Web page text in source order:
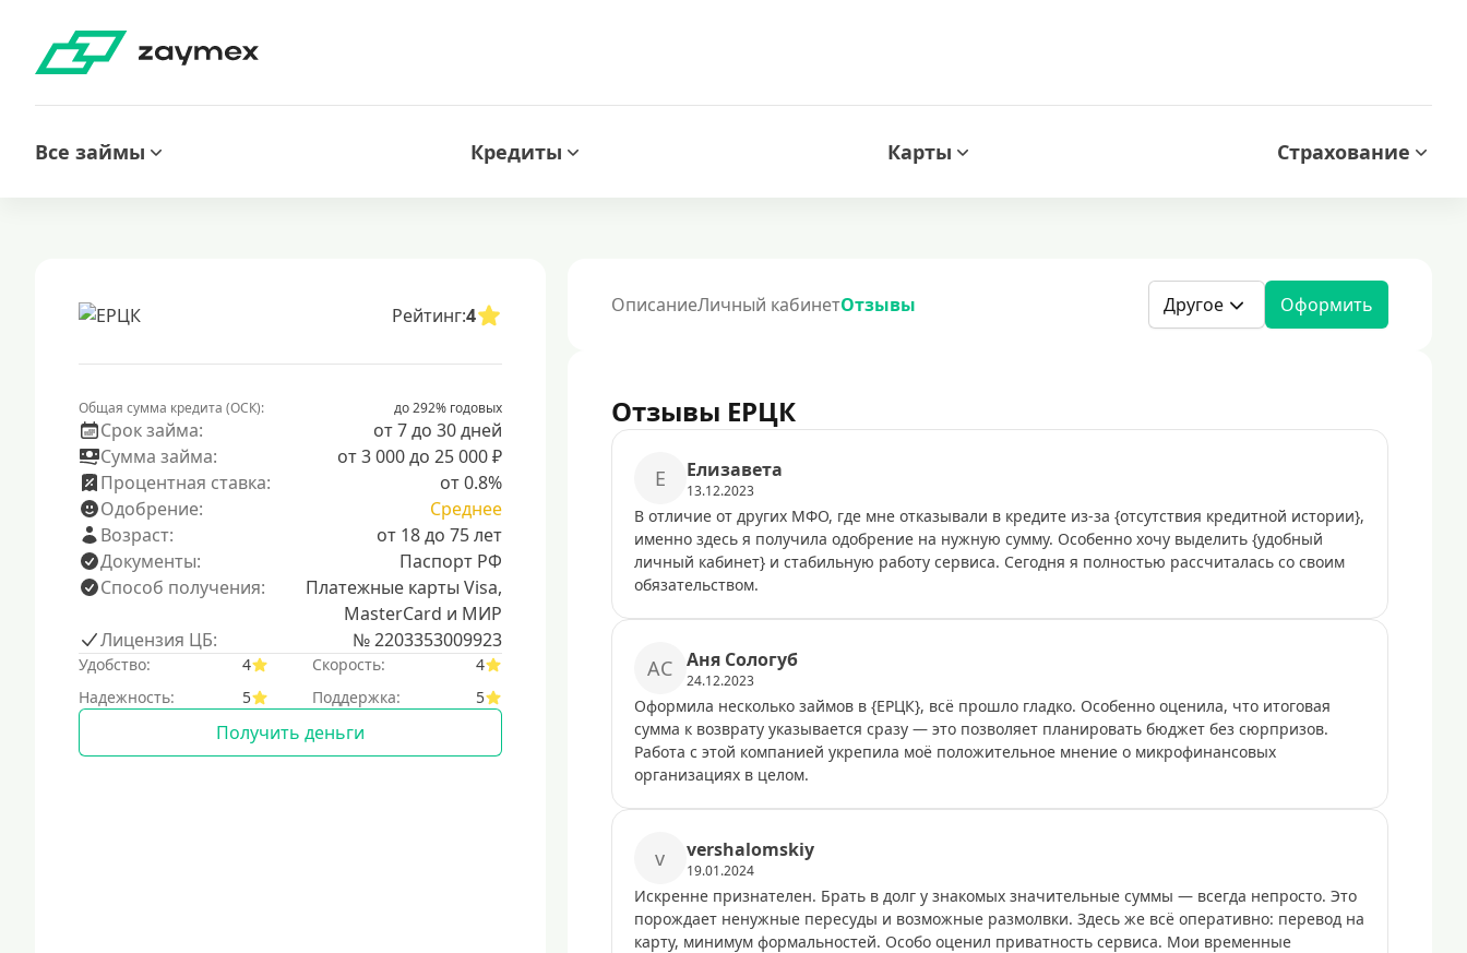
Все займы Кредиты Карты Страхование
Рейтинг:4
Общая сумма кредита (ОСК): до 292% годовых
Срок займа:
от 7 до 30 дней
Сумма займа:
от 3 000 до 25 000 ₽
Процентная ставка:
от 0.8%
Одобрение:
Среднее
Возраст:
от 18 до 75 лет
Документы:
Паспорт РФ
Способ получения:
Платежные карты Visa,
MasterCard и МИР
Лицензия ЦБ:
№ 2203353009923
Удобство: 4 Скорость:
4
Надежность:
5 Поддержка: 5
Получить деньги
ОписаниеЛичный кабинетОтзывы Другое Оформить
Отзывы ЕРЦК
Е Елизавета
13.12.2023
В отличие от других МФО, где мне отказывали в кредите из-за {отсутствия кредитной истории},
именно здесь я получила одобрение на нужную сумму. Особенно хочу выделить {удобный
личный кабинет} и стабильную работу сервиса. Сегодня я полностью рассчиталась со своим
обязательством.
АС Аня Сологуб
24.12.2023
Оформила несколько займов в {ЕРЦК}, всё прошло гладко. Особенно оценила, что итоговая
сумма к возврату указывается сразу — это позволяет планировать бюджет без сюрпризов.
Работа с этой компанией укрепила моё положительное мнение о микрофинансовых
организациях в целом.
v vershalomskiy
19.01.2024
Искренне признателен. Брать в долг у знакомых значительные суммы — всегда непросто. Это
порождает ненужные пересуды и возможные размолвки. Здесь же всё оперативно: перевод на
карту, минимум формальностей. Особо оценил приватность сервиса. Мои временные